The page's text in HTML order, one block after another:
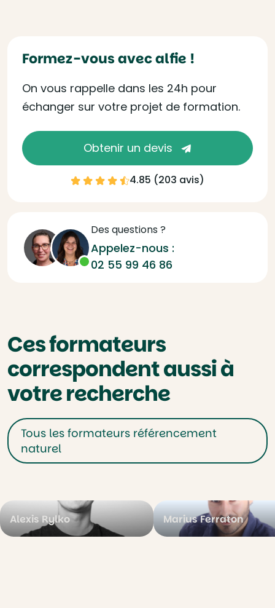
Formez-vous avec alfie !
On vous rappelle dans les 24h pour
échanger sur votre projet de formation.
Obtenir un devis
4.85 (203 avis)
Des questions ?
Appelez-nous :
02 55 99 46 86
Ces formateurs
correspondent aussi à
votre recherche
Tous les formateurs référencement
naturel
Alexis Rylko Marius Ferraton